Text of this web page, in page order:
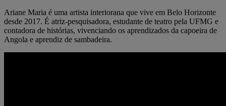
Ariane Maria é uma artista interiorana que vive em Belo Horizonte
desde 2017. É atriz-pesquisadora, estudante de teatro pela UFMG e
contadora de histórias, vivenciando os aprendizados da capoeira de
Angola e aprendiz de sambadeira.